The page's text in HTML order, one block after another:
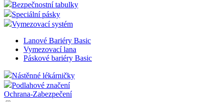
Bezpečnostní tabulky
Speciální pásky
Vymezovací systém
Lanové Bariéry Basic
Vymezovací lana
Páskové bariéry Basic
Nástěnné lékárničky
Podlahové značení
Ochrana-Zabezpečení